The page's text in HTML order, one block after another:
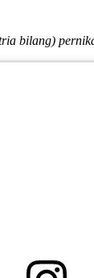
bilang)